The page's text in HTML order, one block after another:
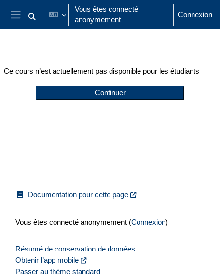
Passer au contenu principal
Panneau latéral
Activer/désactiver la saisie de recherche
Vous êtes connecté
anonymement
Connexion
Ce cours n’est actuellement pas disponible pour les étudiants
Continuer
Documentation pour cette page
Vous êtes connecté anonymement (Connexion)
Résumé de conservation de données
Obtenir l’app mobile
Passer au thème standard